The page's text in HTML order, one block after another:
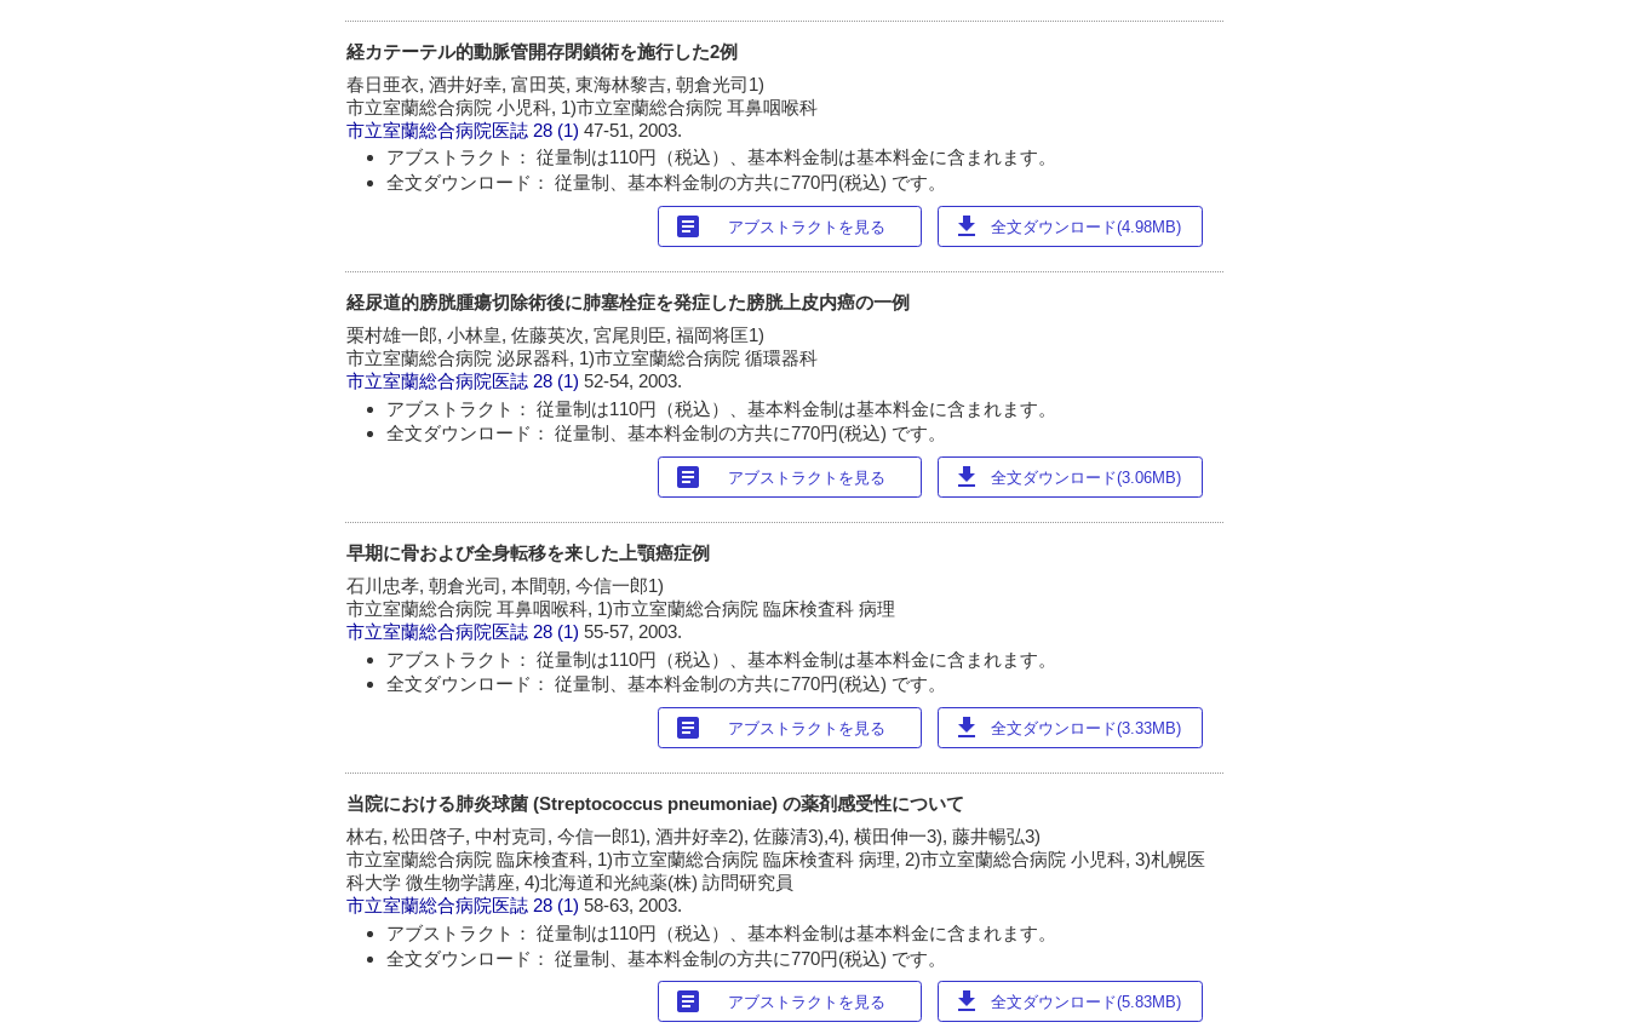
経カテーテル的動脈管開存閉鎖術を施行した2例
春日亜衣, 酒井好幸, 富田英, 東海林黎吉, 朝倉光司1)
市立室蘭総合病院 小児科, 1)市立室蘭総合病院 耳鼻咽喉科
市立室蘭総合病院医誌 28 (1)47-51, 2003.
アブストラクト： 従量制は110円（税込）、基本料金制は基本料金に含まれます。
全文ダウンロード： 従量制、基本料金制の方共に770円(税込) です。
article アブストラクトを見る download 全文ダウンロード(4.98MB)
経尿道的膀胱腫瘍切除術後に肺塞栓症を発症した膀胱上皮内癌の一例
栗村雄一郎, 小林皇, 佐藤英次, 宮尾則臣, 福岡将匡1)
市立室蘭総合病院 泌尿器科, 1)市立室蘭総合病院 循環器科
市立室蘭総合病院医誌 28 (1)52-54, 2003.
アブストラクト： 従量制は110円（税込）、基本料金制は基本料金に含まれます。
全文ダウンロード： 従量制、基本料金制の方共に770円(税込) です。
article アブストラクトを見る download 全文ダウンロード(3.06MB)
早期に骨および全身転移を来した上顎癌症例
石川忠孝, 朝倉光司, 本間朝, 今信一郎1)
市立室蘭総合病院 耳鼻咽喉科, 1)市立室蘭総合病院 臨床検査科 病理
市立室蘭総合病院医誌 28 (1)55-57, 2003.
アブストラクト： 従量制は110円（税込）、基本料金制は基本料金に含まれます。
全文ダウンロード： 従量制、基本料金制の方共に770円(税込) です。
article アブストラクトを見る download 全文ダウンロード(3.33MB)
当院における肺炎球菌 (Streptococcus pneumoniae) の薬剤感受性について
林右, 松田啓子, 中村克司, 今信一郎1), 酒井好幸2), 佐藤清3),4), 横田伸一3), 藤井暢弘3)
市立室蘭総合病院 臨床検査科, 1)市立室蘭総合病院 臨床検査科 病理, 2)市立室蘭総合病院 小児科, 3)札幌医
科大学 微生物学講座, 4)北海道和光純薬(株) 訪問研究員
市立室蘭総合病院医誌 28 (1)58-63, 2003.
アブストラクト： 従量制は110円（税込）、基本料金制は基本料金に含まれます。
全文ダウンロード： 従量制、基本料金制の方共に770円(税込) です。
article アブストラクトを見る download 全文ダウンロード(5.83MB)